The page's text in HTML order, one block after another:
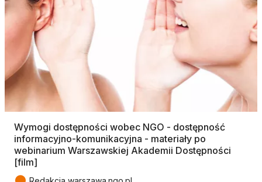
Wymogi dostępności wobec NGO - dostępność
informacyjno-komunikacyjna - materiały po
webinarium Warszawskiej Akademii Dostępności
[film]